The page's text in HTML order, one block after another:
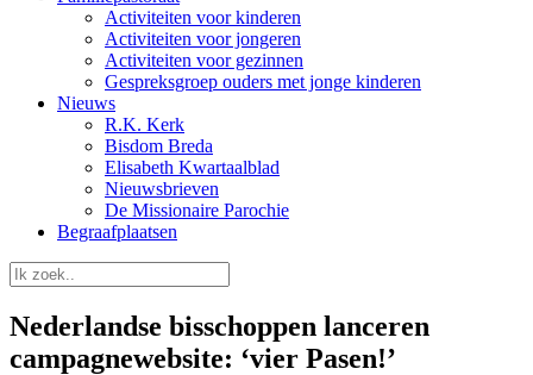
Activiteiten voor kinderen
Activiteiten voor jongeren
Activiteiten voor gezinnen
Gespreksgroep ouders met jonge kinderen
Nieuws
R.K. Kerk
Bisdom Breda
Elisabeth Kwartaalblad
Nieuwsbrieven
De Missionaire Parochie
Begraafplaatsen
Nederlandse bisschoppen lanceren
campagnewebsite: ‘vier Pasen!’